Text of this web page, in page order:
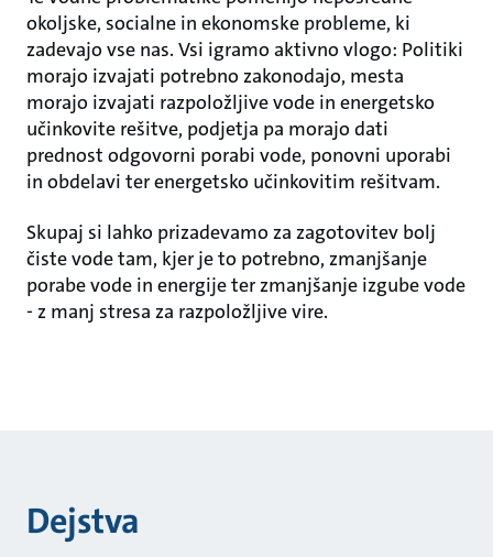
okoljske, socialne in ekonomske probleme, ki
zadevajo vse nas. Vsi igramo aktivno vlogo: Politiki
morajo izvajati potrebno zakonodajo, mesta
morajo izvajati razpoložljive vode in energetsko
učinkovite rešitve, podjetja pa morajo dati
prednost odgovorni porabi vode, ponovni uporabi
in obdelavi ter energetsko učinkovitim rešitvam.
Skupaj si lahko prizadevamo za zagotovitev bolj
čiste vode tam, kjer je to potrebno, zmanjšanje
porabe vode in energije ter zmanjšanje izgube vode
- z manj stresa za razpoložljive vire.
Dejstva